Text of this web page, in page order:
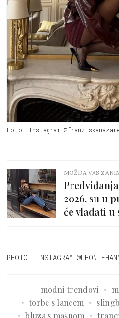
Foto: Instagram
MOŽDA VAS
2026. su u
će vladati
PHOTO: INSTAGRAM
modni trendovi
torbe s lancem
bluza s mašnom